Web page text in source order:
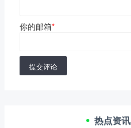
你的邮箱*
提交评论
热点资讯